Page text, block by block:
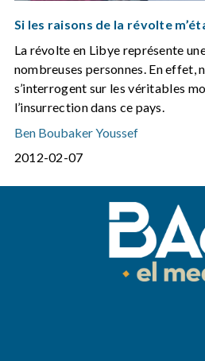
Si les raisons de la révolte
La révolte en Libye représente
nombreuses personnes. En effet,
s’interrogent sur les véritables
l’insurrection dans ce pays.
Ben Boubaker Youssef
2012-02-07